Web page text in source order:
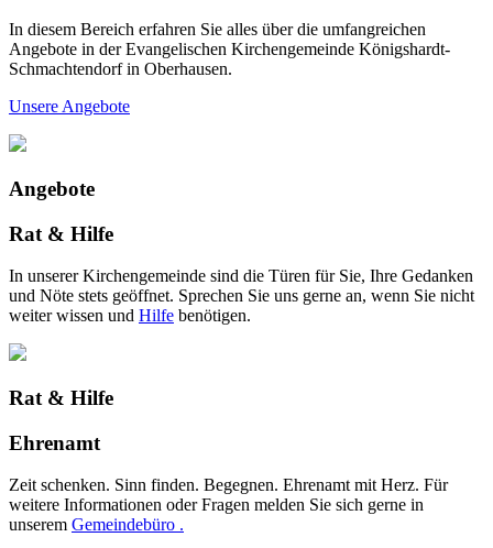
In diesem Bereich erfahren Sie alles über die umfangreichen
Angebote in der Evangelischen Kirchengemeinde Königshardt-
Schmachtendorf in Oberhausen.
Unsere Angebote
Angebote
Rat & Hilfe
In unserer Kirchengemeinde sind die Türen für Sie, Ihre Gedanken
und Nöte stets geöffnet. Sprechen Sie uns gerne an, wenn Sie nicht
weiter wissen und Hilfe benötigen.
Rat & Hilfe
Ehrenamt
Zeit schenken. Sinn finden. Begegnen. Ehrenamt mit Herz. Für
weitere Informationen oder Fragen melden Sie sich gerne in
unserem Gemeindebüro .